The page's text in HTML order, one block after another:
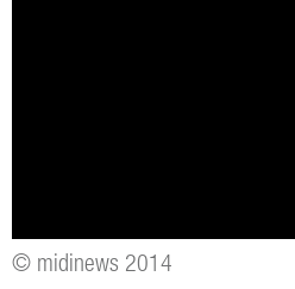
© midinews 2014